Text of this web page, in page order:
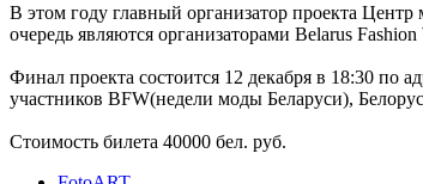
В этом году главный организатор проекта
очередь являются организаторами Belarus Fashion
Финал проекта состоится 12 декабря в 18:30 по
участников BFW(недели моды Беларуси),
Стоимость билета 40000 бел. руб.